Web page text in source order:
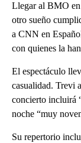
Llegar al BMO en
otro sueño
a CNN en
con quienes la
El espectáculo
casualidad. Trevi
concierto incluirá
noche “muy
Su repertorio